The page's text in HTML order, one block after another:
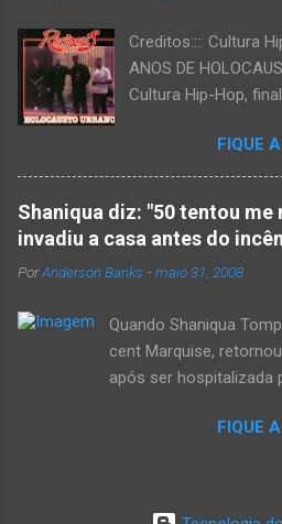
Creditos:::: Cultura
ANOS DE
Cultura Hip-Hop,
que há muito
espécie de "ensaio-
importante do rap
anos agora em
Urbano", do grupo
Como de costume,
que o brasileiro não
muito por aí que
antepassados nem
cabe a nós,
o sítio Cultura Hip-
FIQUE
Shaniqua diz: "50 tentou me
invadiu a casa antes do
PorAnderson Banks -maio 31, 2008
Quando Shaniqua
cent Marquise,
após ser hospitalizada
argumentações ao
disse "sim teria, ele é
FIQUE